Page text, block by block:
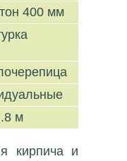
400 мм
м
кирпича и